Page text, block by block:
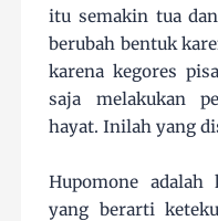
itu semakin tua
berubah bentuk
karena kegores
saja melakukan
hayat. Inilah yang
Hupomone adalah
yang berarti